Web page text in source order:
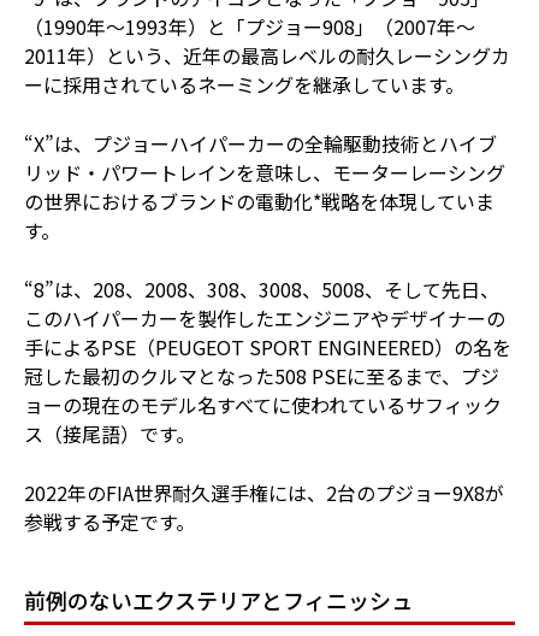
（1990年～1993年）と「プジョー908」（2007年～
2011年）という、近年の最高レベルの耐久レーシングカ
ーに採用されているネーミングを継承しています。
“X”は、プジョーハイパーカーの全輪駆動技術とハイブ
リッド・パワートレインを意味し、モーターレーシング
の世界におけるブランドの電動化*戦略を体現していま
す。
“8”は、208、2008、308、3008、5008、そして先日、
このハイパーカーを製作したエンジニアやデザイナーの
手によるPSE（PEUGEOT SPORT ENGINEERED）の名を
冠した最初のクルマとなった508 PSEに至るまで、プジ
ョーの現在のモデル名すべてに使われているサフィック
ス（接尾語）です。
2022年のFIA世界耐久選手権には、2台のプジョー9X8が
参戦する予定です。
前例のないエクステリアとフィニッシュ